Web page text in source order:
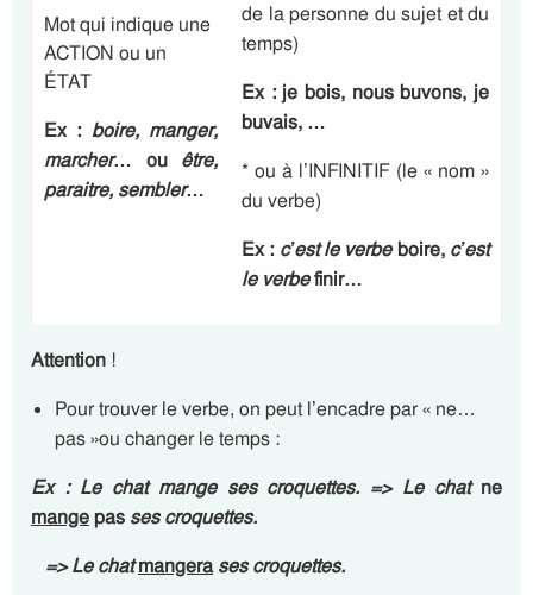
Mot qui indique une
ACTION ou un
ÉTAT
Ex : boire, manger,
marcher… ou être,
paraitre, sembler…
de la personne du sujet et du
temps)
Ex : je bois, nous buvons, je
buvais, …
* ou à l’INFINITIF (le « nom »
du verbe)
Ex : c’est le verbeboire, c’est
le verbefinir…
Attention !
Pour trouver le verbe, on peut l’encadre par « ne…
pas »ou changer le temps :
Ex : Le chat mange ses croquettes. => Le chat ne
mangepas ses croquettes.
=> Le chatmangerases croquettes.